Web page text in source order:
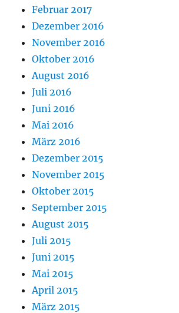
Februar 2017
Dezember 2016
November 2016
Oktober 2016
August 2016
Juli 2016
Juni 2016
Mai 2016
März 2016
Dezember 2015
November 2015
Oktober 2015
September 2015
August 2015
Juli 2015
Juni 2015
Mai 2015
April 2015
März 2015